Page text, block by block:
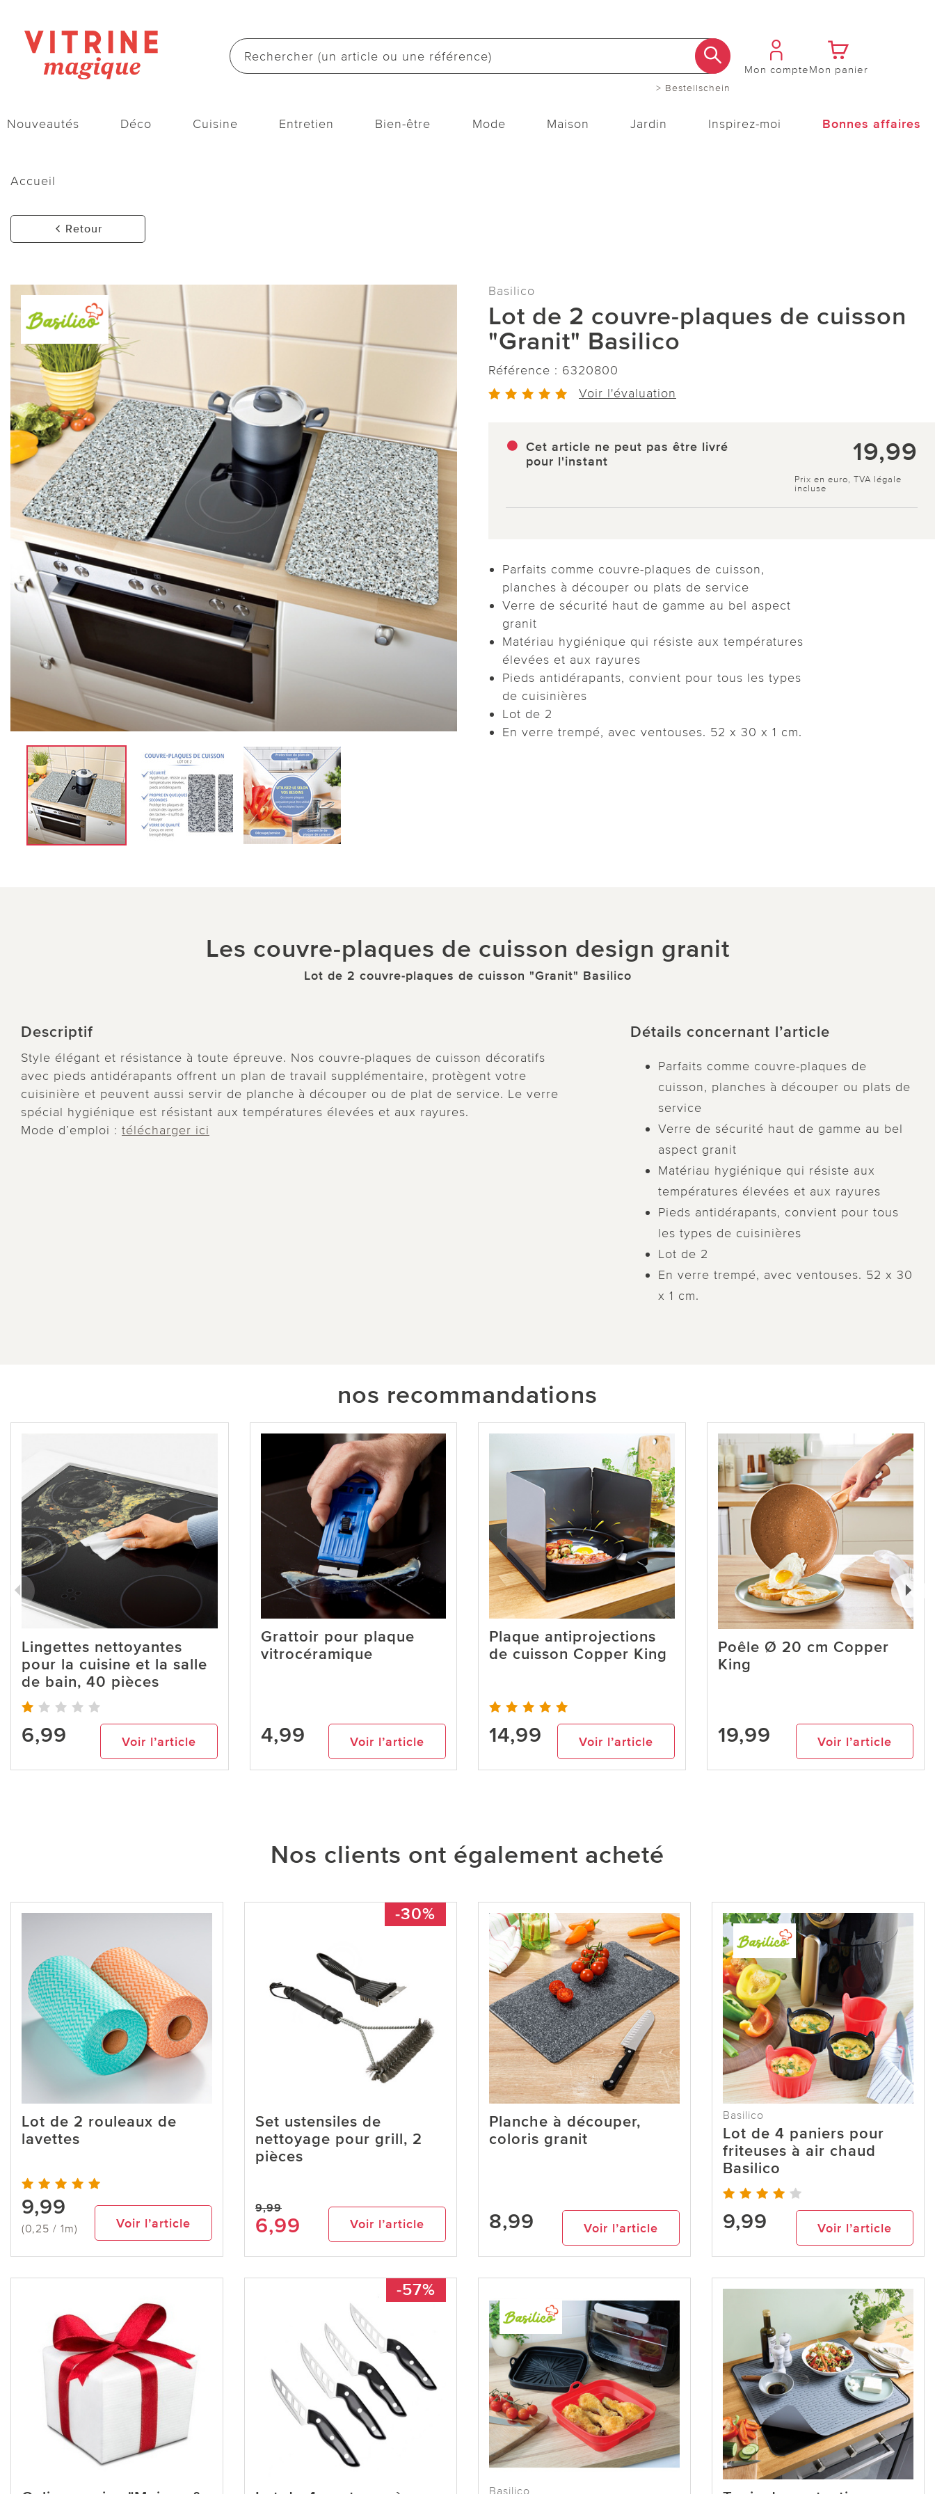
> Bestellschein
Mon compteMon panier
Nouveautés Déco Cuisine Entretien Bien-être Mode Maison Jardin Inspirez-moi Bonnes affaires
Accueil
Retour
Basilico
Lot de 2 couvre-plaques de cuisson
"Granit" Basilico
Référence : 6320800
Voir l'évaluation
Cet article ne peut pas être livré
pour l'instant
19,99
Prix en euro, TVA légale
incluse
Parfaits comme couvre-plaques de cuisson,
planches à découper ou plats de service
Verre de sécurité haut de gamme au bel aspect
granit
Matériau hygiénique qui résiste aux températures
élevées et aux rayures
Pieds antidérapants, convient pour tous les types
de cuisinières
Lot de 2
En verre trempé, avec ventouses. 52 x 30 x 1 cm.
Les couvre-plaques de cuisson design granit
Lot de 2 couvre-plaques de cuisson "Granit" Basilico
Descriptif
Style élégant et résistance à toute épreuve. Nos couvre-plaques de cuisson décoratifs
avec pieds antidérapants offrent un plan de travail supplémentaire, protègent votre
cuisinière et peuvent aussi servir de planche à découper ou de plat de service. Le verre
spécial hygiénique est résistant aux températures élevées et aux rayures.
Mode d’emploi : télécharger ici
Détails concernant l’article
Parfaits comme couvre-plaques de
cuisson, planches à découper ou plats de
service
Verre de sécurité haut de gamme au bel
aspect granit
Matériau hygiénique qui résiste aux
températures élevées et aux rayures
Pieds antidérapants, convient pour tous
les types de cuisinières
Lot de 2
En verre trempé, avec ventouses. 52 x 30
x 1 cm.
nos recommandations
Lingettes nettoyantes
pour la cuisine et la salle
de bain, 40 pièces
6,99 Voir l’article
Grattoir pour plaque
vitrocéramique
4,99 Voir l’article
Plaque antiprojections
de cuisson Copper King
14,99 Voir l’article
Poêle Ø 20 cm Copper
King
19,99 Voir l’article
Nos clients ont également acheté
Lot de 2 rouleaux de
lavettes
9,99
(0,25 / 1m) Voir l’article
-30%
Set ustensiles de
nettoyage pour grill, 2
pièces
9,99
6,99 Voir l’article
Planche à découper,
coloris granit
8,99 Voir l’article
Basilico
Lot de 4 paniers pour
friteuses à air chaud
Basilico
9,99 Voir l’article
-57%
Basilico